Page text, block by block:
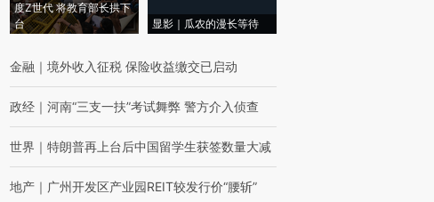
度Z世代 将教育部长拱下
台
显影｜瓜农的漫长等待
金融 ｜ 境外收入征税 保险收益缴交已启动
政经 ｜ 河南“三支一扶”考试舞弊 警方介入侦查
世界 ｜ 特朗普再上台后中国留学生获签数量大减
地产 ｜ 广州开发区产业园REIT较发行价“腰斩”